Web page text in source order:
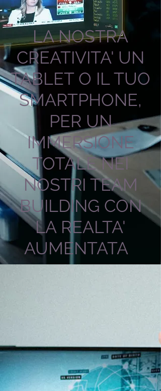
LA NOSTRA
CREATIVITA' UN
TABLET O IL TUO
SMARTPHONE,
PER UN
IMMERSIONE
TOTALE NEI
NOSTRI TEAM
BUILDING CON
LA REALTA'
AUMENTATA